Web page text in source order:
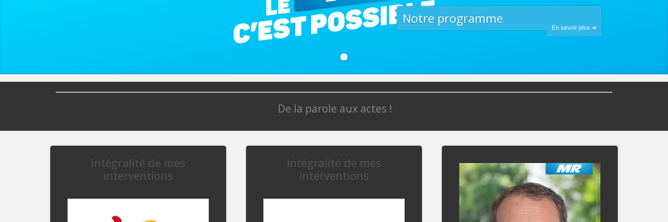
Notre programme
En savoir plus ➔
De la parole aux actes !
Intégralité de mes
interventions
Intégralité de mes
interventions